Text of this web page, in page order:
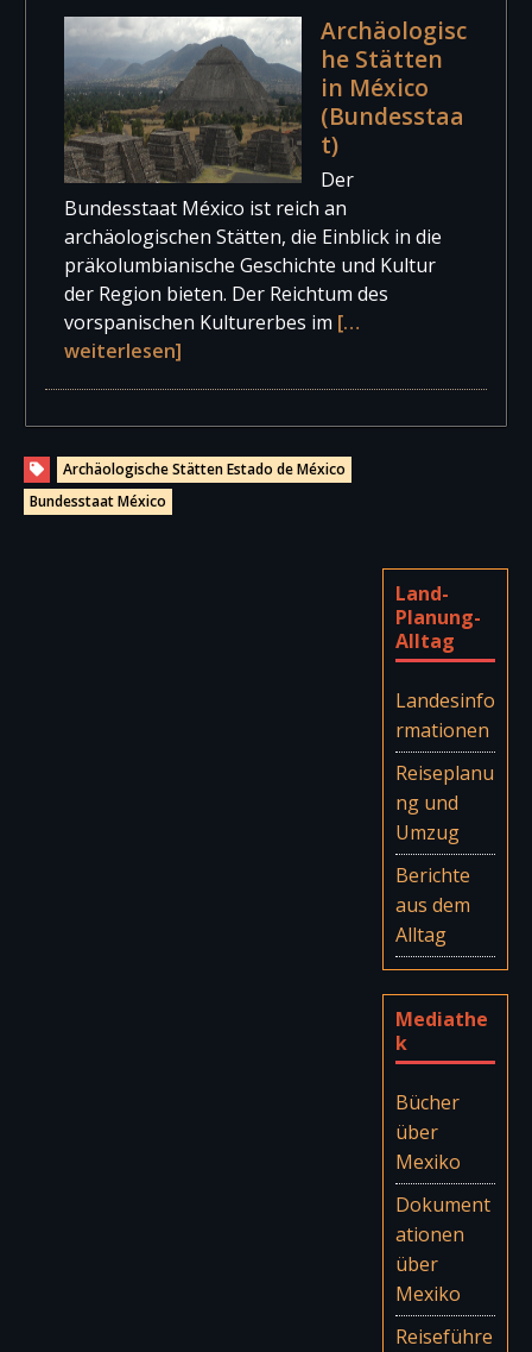
Archäologisc
he Stätten
in México
(Bundesstaa
t)
Der
Bundesstaat México ist reich an
archäologischen Stätten, die Einblick in die
präkolumbianische Geschichte und Kultur
der Region bieten. Der Reichtum des
vorspanischen Kulturerbes im […
weiterlesen]
Archäologische Stätten Estado de México
Bundesstaat México
Land-
Planung-
Alltag
Landesinfo
rmationen
Reiseplanu
ng und
Umzug
Berichte
aus dem
Alltag
Mediathe
k
Bücher
über
Mexiko
Dokument
ationen
über
Mexiko
Reiseführe